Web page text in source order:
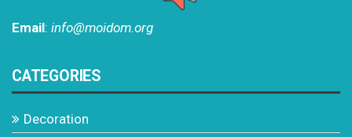
Email: info@moidom.org
CATEGORIES
Decoration